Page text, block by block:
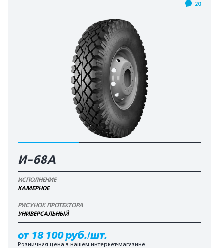
20
И-68А
ИСПОЛНЕНИЕ
КАМЕРНОЕ
РИСУНОК ПРОТЕКТОРА
УНИВЕРСАЛЬНЫЙ
от 18 100 руб./шт.
Розничная цена в нашем интернет-магазине